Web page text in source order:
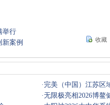
举行
新案例 收藏
· 完美（中国）江苏区
·无限极亮相2026博鳌